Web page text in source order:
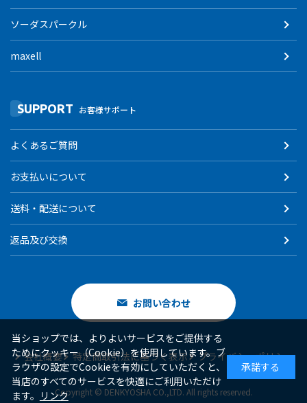
ソーダスパークル
maxell
SUPPORT お客様サポート
よくあるご質問
お支払いについて
送料・配送について
返品及び交換
お問い合わせ
会社概要 特定商取引法に基づく表示 プライバシーポリシー
Copyright © DENKYOSHA CO.,LTD. All rights reserved.
当ショップでは、よりよいサービスをご提供する
ためにクッキー（Cookie）を使用しています。ブ
ラウザの設定でCookieを有効にしていただくと、
当店のすべてのサービスを快適にご利用いただけ
ます。 リンク
承諾する